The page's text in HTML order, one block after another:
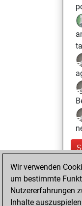
Wir verwenden
um bestimmte
Nutzererfahrungen
Inhalte